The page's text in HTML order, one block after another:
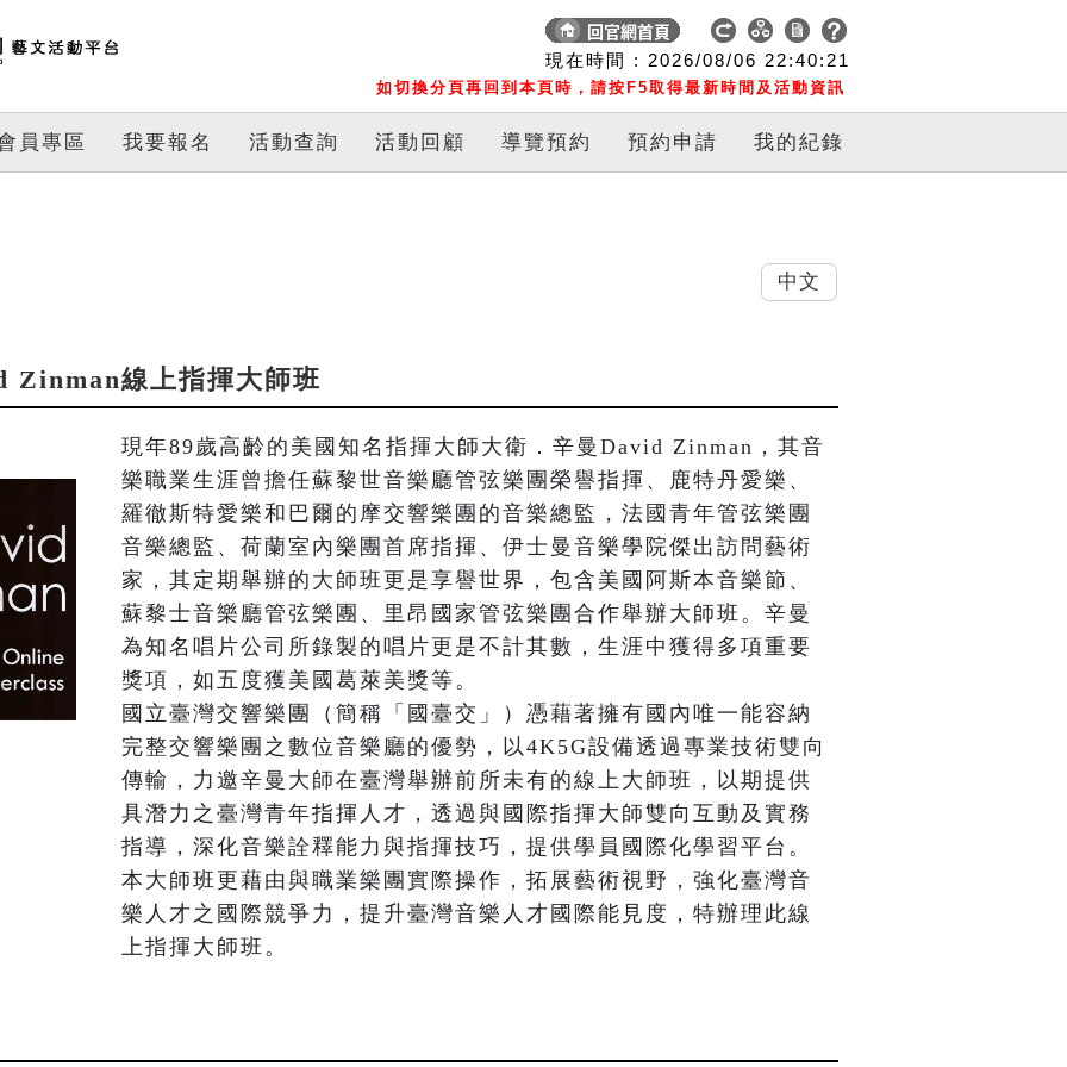
現在時間 : 2026/08/06 22:40:22
如切換分頁再回到本頁時，請按F5取得最新時間及活動資訊
員專區 我要報名 活動查詢 活動回顧 導覽預約 預約申請 我的紀錄
Zinman線上指揮大師班
現年89歲高齡的美國知名指揮大師大衛．辛曼David Zinman，其音
樂職業生涯曾擔任蘇黎世音樂廳管弦樂團榮譽指揮、鹿特丹愛樂、
羅徹斯特愛樂和巴爾的摩交響樂團的音樂總監，法國青年管弦樂團
音樂總監、荷蘭室內樂團首席指揮、伊士曼音樂學院傑出訪問藝術
家，其定期舉辦的大師班更是享譽世界，包含美國阿斯本音樂節、
蘇黎士音樂廳管弦樂團、里昂國家管弦樂團合作舉辦大師班。辛曼
為知名唱片公司所錄製的唱片更是不計其數，生涯中獲得多項重要
獎項，如五度獲美國葛萊美獎等。
國立臺灣交響樂團（簡稱「國臺交」）憑藉著擁有國內唯一能容納
完整交響樂團之數位音樂廳的優勢，以4K5G設備透過專業技術雙向
傳輸，力邀辛曼大師在臺灣舉辦前所未有的線上大師班，以期提供
具潛力之臺灣青年指揮人才，透過與國際指揮大師雙向互動及實務
指導，深化音樂詮釋能力與指揮技巧，提供學員國際化學習平台。
本大師班更藉由與職業樂團實際操作，拓展藝術視野，強化臺灣音
樂人才之國際競爭力，提升臺灣音樂人才國際能見度，特辦理此線
上指揮大師班。